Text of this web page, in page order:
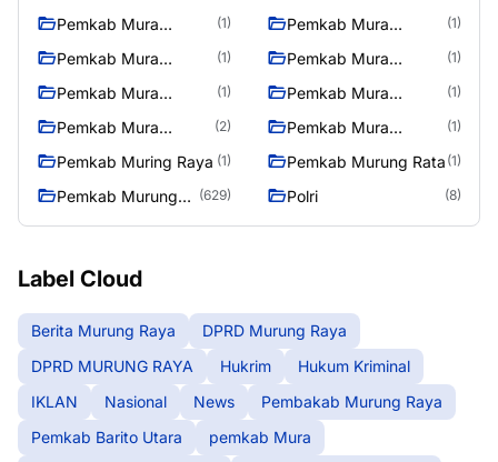
Pemkab Mura
(1)
Pemkab Mura
(1)
Pemkab Mura
(1)
Pemkab Mura
(1)
Pemkab Mura
(1)
Pemkab Mura
(1)
Pemkab Mura
(2)
Pemkab Mura
(1)
Pemkab Muring Raya (1) Pemkab Murung Rata (1)
Pemkab Murung
(629) Polri (8)
Label Cloud
Berita Murung Raya
DPRD Murung Raya
DPRD MURUNG RAYA
Hukrim
Hukum Kriminal
IKLAN
Nasional News
Pembakab Murung Raya
Pemkab Barito Utara
pemkab Mura